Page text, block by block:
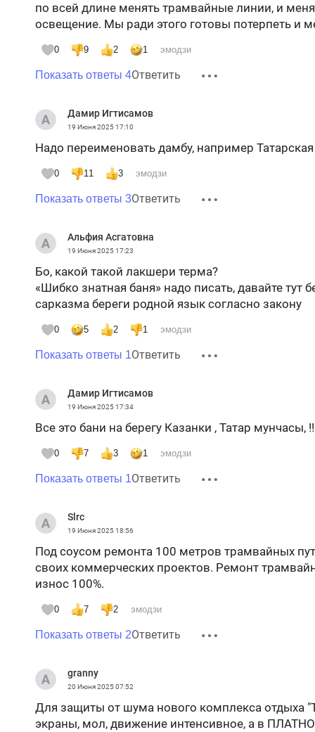
по всей длине менять трамвайные линии, и
освещение. Мы ради этого готовы потерпеть и
0 9 2 1 эмодзи
Показать ответы 4Ответить
Дамир Игтисамов
19 Июня 202517:10
Надо переименовать дамбу, например
0 11 3 эмодзи
Показать ответы 3Ответить
Альфия Асгатовна
19 Июня 202517:23
Бо, какой такой лакшери терма?
«Шибко знатная баня» надо писать, давайте тут
сарказма береги родной язык согласно закону
0 5 2 1 эмодзи
Показать ответы 1Ответить
Дамир Игтисамов
19 Июня 202517:34
Все это бани на берегу Казанки , Татар мунчасы,
0 7 3 1 эмодзи
Показать ответы 1Ответить
Slrc
19 Июня 202518:56
Под соусом ремонта 100 метров трамвайных
своих коммерческих проектов. Ремонт
износ 100%.
0 7 2 эмодзи
Показать ответы 2Ответить
granny
20 Июня 202507:52
Для защиты от шума нового комплекса отдыха
экраны, мол, движение интенсивное, а в